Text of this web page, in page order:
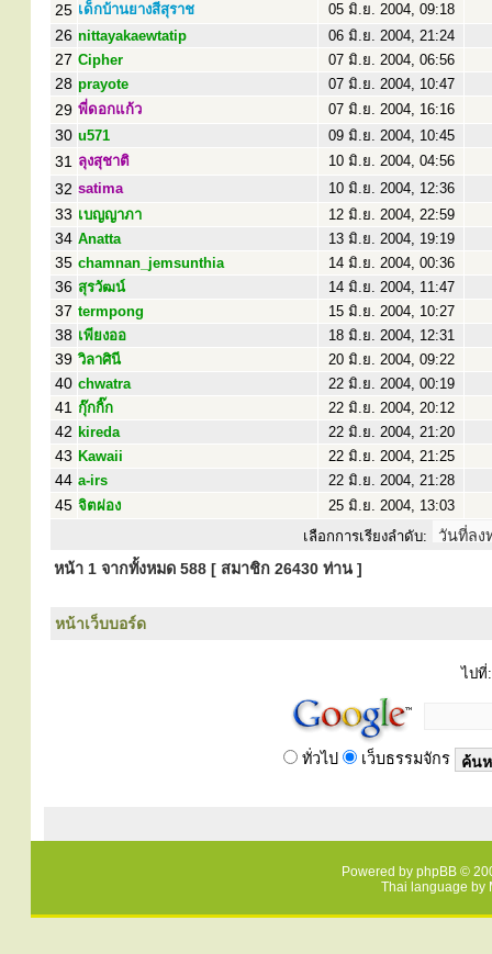
25 เด็กบ้านยางสีสุราช 05 มิ.ย. 2004, 09:18
26 nittayakaewtatip 06 มิ.ย. 2004, 21:24
27 Cipher 07 มิ.ย. 2004, 06:56
28 prayote 07 มิ.ย. 2004, 10:47
29 พี่ดอกแก้ว 07 มิ.ย. 2004, 16:16
30 u571 09 มิ.ย. 2004, 10:45
31 ลุงสุชาติ 10 มิ.ย. 2004, 04:56
32 satima 10 มิ.ย. 2004, 12:36
33 เบญญาภา 12 มิ.ย. 2004, 22:59
34 Anatta 13 มิ.ย. 2004, 19:19
35 chamnan_jemsunthia 14 มิ.ย. 2004, 00:36
36 สุรวัฒน์ 14 มิ.ย. 2004, 11:47
37 termpong 15 มิ.ย. 2004, 10:27
38 เพียงออ 18 มิ.ย. 2004, 12:31
39 วิลาศินี 20 มิ.ย. 2004, 09:22
40 chwatra 22 มิ.ย. 2004, 00:19
41 กุ๊กกิ๊ก 22 มิ.ย. 2004, 20:12
42 kireda 22 มิ.ย. 2004, 21:20
43 Kawaii 22 มิ.ย. 2004, 21:25
44 a-irs 22 มิ.ย. 2004, 21:28
45 จิตผ่อง
25 มิ.ย. 2004, 13:03
เลือกการเรียงลำดับ:
หน้า 1 จากทั้งหมด 588 [ สมาชิก 26430 ท่าน ]
หน้าเว็บบอร์ด
ไปที่:
ทั่วไป เว็บธรรมจักร
Powered by phpBB ©
Thai language by